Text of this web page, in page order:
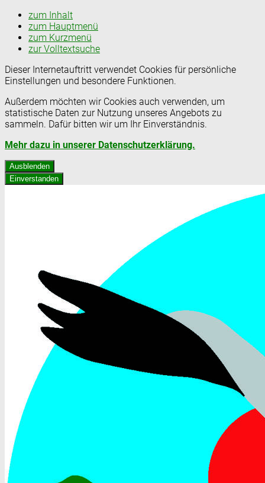
zum Inhalt
zum Hauptmenü
zum Kurzmenü
zur Volltextsuche
Dieser Internetauftritt verwendet Cookies für persönliche
Einstellungen und besondere Funktionen.
Außerdem möchten wir Cookies auch verwenden, um
statistische Daten zur Nutzung unseres Angebots zu
sammeln. Dafür bitten wir um Ihr Einverständnis.
Mehr dazu in unserer Datenschutzerklärung.
Ausblenden
Einverstanden